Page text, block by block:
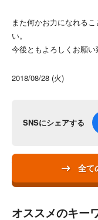
また何かお力になれる
い。
今後ともよろしくお願い
2018/08/28 (火)
SNSにシェアする
全て
オススメのキー